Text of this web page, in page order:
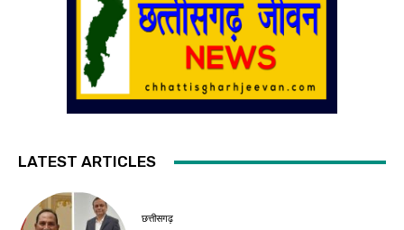
LATEST ARTICLES
छत्तीसगढ़